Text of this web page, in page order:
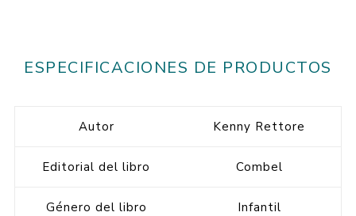
ESPECIFICACIONES DE PRODUCTOS
Autor Kenny Rettore
Editorial del libro Combel
Género del libro Infantil